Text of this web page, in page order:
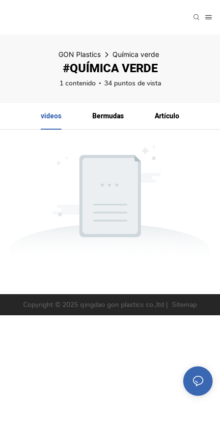
GON Plastics Química verde
#QUÍMICA VERDE
1 contenido 34 puntos de vista
videos Bermudas Artículo
Copyright © 2025 qingdao gon plastics co.,ltd | Sitemap